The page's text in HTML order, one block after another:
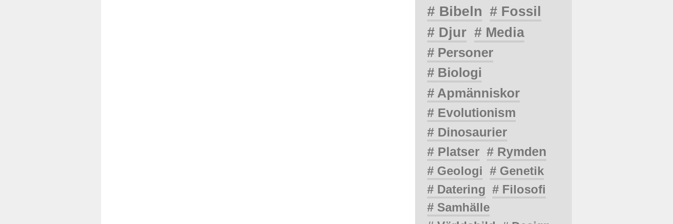
# Bibeln # Fossil
# Djur # Media
# Personer
# Biologi
# Apmänniskor
# Evolutionism
# Dinosaurier
# Platser # Rymden
# Geologi # Genetik
# Datering # Filosofi
# Samhälle